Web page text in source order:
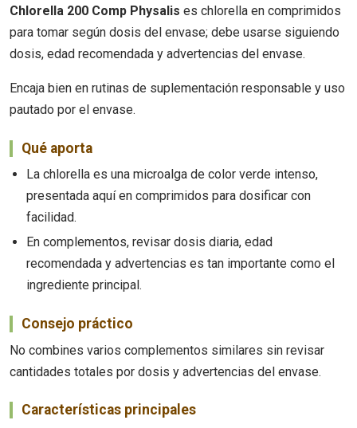
Chlorella 200 Comp Physalis es chlorella en comprimidos
para tomar según dosis del envase; debe usarse siguiendo
dosis, edad recomendada y advertencias del envase.
Encaja bien en rutinas de suplementación responsable y uso
pautado por el envase.
Qué aporta
La chlorella es una microalga de color verde intenso,
presentada aquí en comprimidos para dosificar con
facilidad.
En complementos, revisar dosis diaria, edad
recomendada y advertencias es tan importante como el
ingrediente principal.
Consejo práctico
No combines varios complementos similares sin revisar
cantidades totales por dosis y advertencias del envase.
Características principales